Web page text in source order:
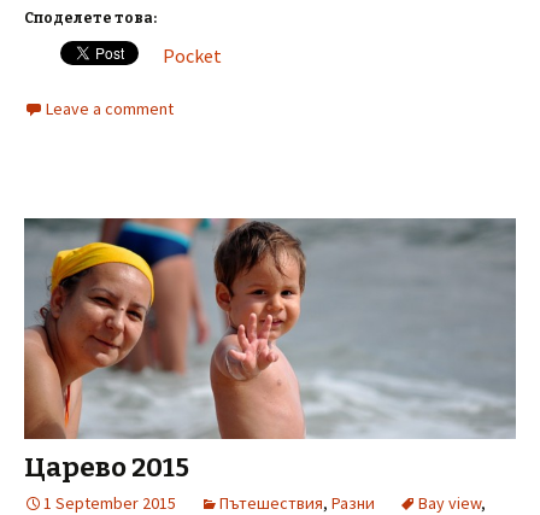
Споделете това:
Pocket
Leave a comment
Царево 2015
1 September 2015 Пътешествия, Разни Bay view,